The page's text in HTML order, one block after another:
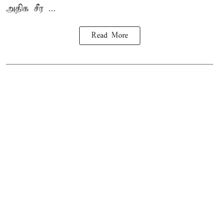
அதிக சீர ...
Read More